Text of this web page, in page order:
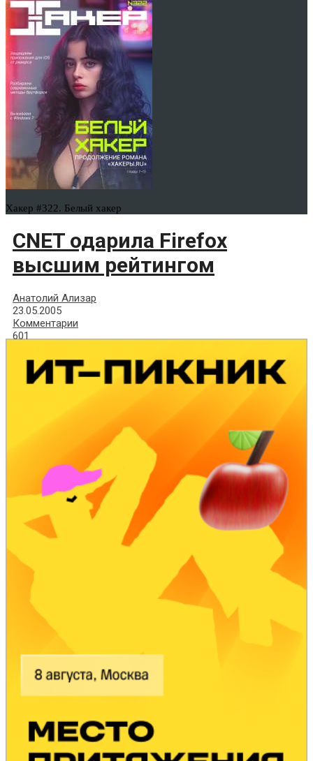
Хакер #322. Белый хакер
CNET одарила Firefox
высшим рейтингом
Анатолий Ализар
23.05.2005
Комментарии
601